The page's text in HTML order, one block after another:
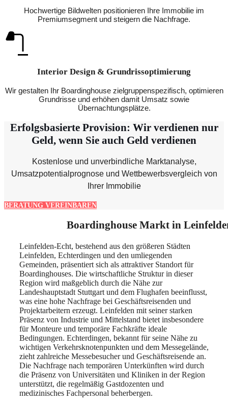
Hochwertige Bildwelten positionieren Ihre Immobilie im
Premiumsegment und steigern die Nachfrage.
Interior Design & Grundrissoptimierung
Wir gestalten Ihr Boardinghouse zielgruppenspezifisch, optimieren
Grundrisse und erhöhen damit Umsatz sowie
Übernachtungsplätze.
Erfolgsbasierte Provision: Wir verdienen nur
Geld, wenn Sie auch Geld verdienen
Kostenlose und unverbindliche Marktanalyse,
Umsatzpotentialprognose und Wettbewerbsvergleich von
Ihrer Immobilie
BERATUNG VEREINBAREN
Boardinghouse Markt in
Leinfelden-Echt, bestehend aus den größeren Städten
Leinfelden, Echterdingen und den umliegenden
Gemeinden, präsentiert sich als attraktiver Standort für
Boardinghouses. Die wirtschaftliche Struktur in dieser
Region wird maßgeblich durch die Nähe zur
Landeshauptstadt Stuttgart und dem Flughafen beeinflusst,
was eine hohe Nachfrage bei Geschäftsreisenden und
Projektarbeitern erzeugt. Leinfelden mit seiner starken
Präsenz von Industrie und Mittelstand bietet insbesondere
für Monteure und temporäre Fachkräfte ideale
Bedingungen. Echterdingen, bekannt für seine Nähe zu
wichtigen Verkehrsknotenpunkten und dem Messegelände,
zieht zahlreiche Messebesucher und Geschäftsreisende an.
Die Nachfrage nach temporären Unterkünften wird durch
die Präsenz von Universitäten und Kliniken in der Region
unterstützt, die regelmäßig Gastdozenten und
medizinisches Fachpersonal beherbergen.